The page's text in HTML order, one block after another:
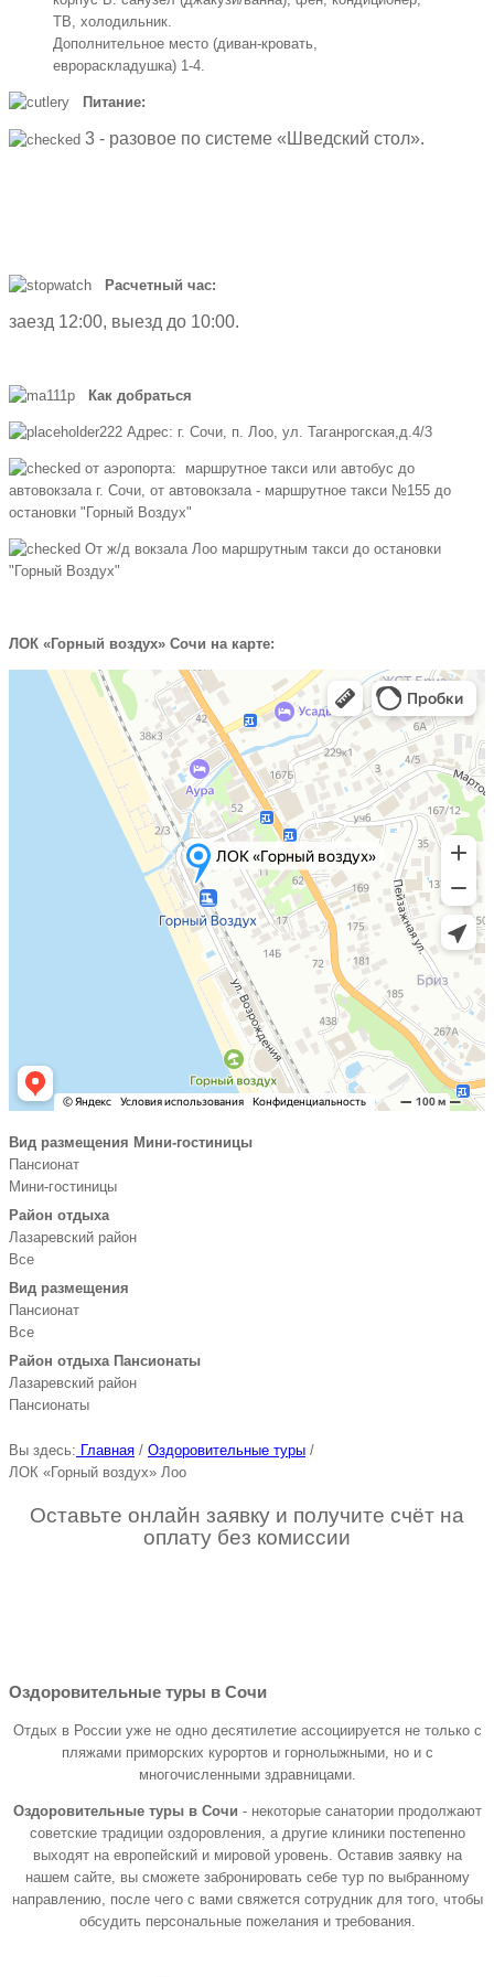
ТВ, холодильник.
Дополнительное место (диван-кровать,
еврораскладушка) 1-4.
Питание:
3 - разовое по системе «Шведский стол».
Расчетный час:
заезд 12:00, выезд до 10:00.
Как добраться
Адрес: г. Сочи, п. Лоо, ул. Таганрогская,д.4/3
от аэропорта: маршрутное такси или автобус до
автовокзала г. Сочи, от автовокзала - маршрутное такси №155 до
остановки "Горный Воздух"
От ж/д вокзала Лоо маршрутным такси до остановки
"Горный Воздух"
ЛОК «Горный воздух» Сочи на карте:
Вид размещения Мини-гостиницы
Пансионат
Мини-гостиницы
Район отдыха
Лазаревский район
Все
Вид размещения
Пансионат
Все
Район отдыха Пансионаты
Лазаревский район
Пансионаты
Вы здесь: Главная / Оздоровительные туры /
ЛОК «Горный воздух» Лоо
Оставьте онлайн заявку и получите счёт на
оплату без комиссии
Оздоровительные туры в Сочи
Отдых в России уже не одно десятилетие ассоциируется не только с
пляжами приморских курортов и горнолыжными, но и с
многочисленными здравницами.
Оздоровительные туры в Сочи - некоторые санатории продолжают
советские традиции оздоровления, а другие клиники постепенно
выходят на европейский и мировой уровень. Оставив заявку на
нашем сайте, вы сможете забронировать себе тур по выбранному
направлению, после чего с вами свяжется сотрудник для того, чтобы
обсудить персональные пожелания и требования.